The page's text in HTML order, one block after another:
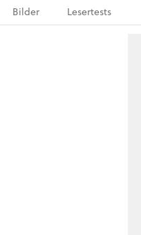
Bilder Lesertests